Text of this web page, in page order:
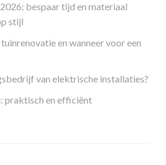
bespaar tijd en materiaal
stijl
en wanneer voor een
van elektrische installaties?
praktisch en efficiënt